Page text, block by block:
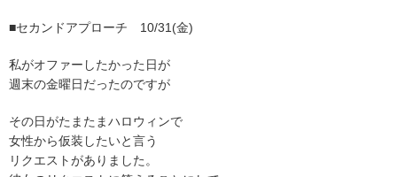
■セカンドアプローチ 10/31(金)
私がオファーしたかった日が
週末の金曜日だったのですが
その日がたまたまハロウィンで
女性から仮装したいと言う
リクエストがありました。